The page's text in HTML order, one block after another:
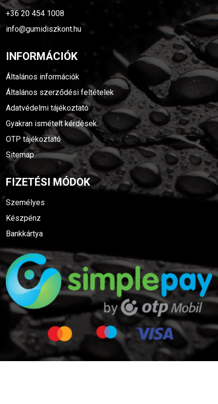
+36 20 454 1008
info@gumidiszkont.hu
INFORMÁCIÓK
Általános információk
Általános szerződési feltételek
Adatvédelmi tájékoztató
Gyakran ismételt kérdések
OTP tájékoztató
Sitemap
FIZETÉSI MÓDOK
Személyes
Készpénz
Bankkártya